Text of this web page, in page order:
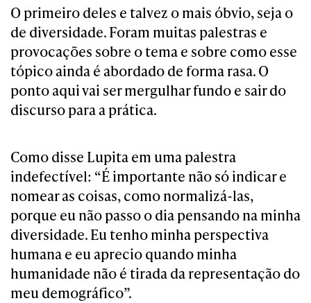
O primeiro deles e talvez o mais óbvio, seja o
de diversidade. Foram muitas palestras e
provocações sobre o tema e sobre como esse
tópico ainda é abordado de forma rasa. O
ponto aqui vai ser mergulhar fundo e sair do
discurso para a prática.
Como disse Lupita em uma palestra
indefectível: “É importante não só indicar e
nomear as coisas, como normalizá-las,
porque eu não passo o dia pensando na minha
diversidade. Eu tenho minha perspectiva
humana e eu aprecio quando minha
humanidade não é tirada da representação do
meu demográfico”.